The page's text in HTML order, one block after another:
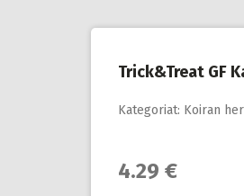
Trick&Treat GF
Kategoriat: Koiran
4.29 €